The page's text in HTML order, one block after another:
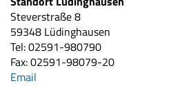
Steverstraße 8
59348 Lüdinghausen
Tel: 02591-980790
Fax: 02591-98079-20
Email